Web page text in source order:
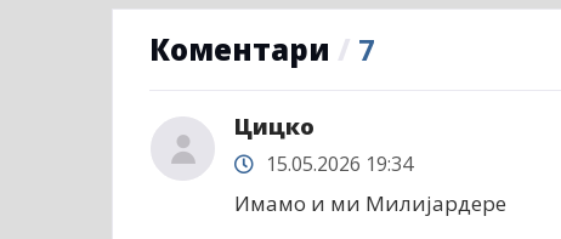
Коментари / 7
Цицко
15.05.2026 19:34
Имамо и ми Милијардере